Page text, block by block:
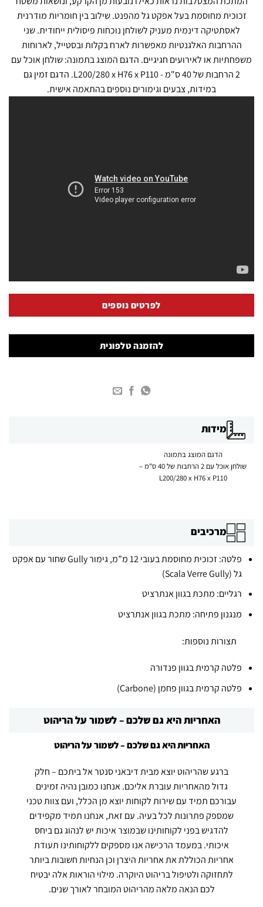
זכוכית מחוסמת בעל אפקט גל מהפנט. שילוב בין חומריות מודרנית
לאסתטיקה דינמית מעניק לשולחן נוכחות פיסולית ייחודית. שני
ההרחבות האלגנטיות מאפשרות לארח בקלות ובסטייל, לארוחות
משפחתיות או לאירועים חגיגיים. הדגם המוצג בתמונה: שולחן אוכל עם
2 הרחבות של 40 ס"מ - L200/280 x H76 x P110. הדגם זמין גם
במידות, צבעים וגימורים נוספים בהתאמה אישית.
לפרטים נוספים
להזמנה טלפונית
מידות
הדגם המוצג בתמונה
שולחן אוכל עם 2 הרחבות של 40 ס"מ –
L200/280 x H76 x P110
מרכיבים
פלטה: זכוכית מחוסמת בעובי 12 מ”מ, גימור Gully שחור עם אפקט
גל (Scala Verre Gully)
רגליים: מתכת בגוון אנתרציט
מנגנון פתיחה: מתכת בגוון אנתרציט
תצורות נוספות:
פלטה קרמית בגוון פנדורה
פלטה קרמית בגוון פחמן (Carbone)
האחריות היא גם שלכם – לשמור על הריהוט
האחריות היא גם שלכם – לשמור על הריהוט
ברגע שהריהוט יוצא מבית דיבאני סנטר אל ביתכם – חלק
גדול מהאחריות עוברת אליכם. אנחנו כמובן נהיה זמינים
עבורכם תמיד עם שירות לקוחות יוצא מן הכלל, ועם צוות טכני
שמספק פתרונות לכל בעיה. עם זאת, אנחנו תמיד מקפידים
להדגיש בפני לקוחותינו שבמוצר איכות יש לנהוג גם ביחס
איכותי. במעמד הרכישה אנו מספקים ללקוחותינו תעודת
אחריות הכוללת את אחריות היצרן וכן הנחיות חשובות ביותר
לתחזוקה ולטיפול בריהוט היוקרה. מילוי הוראות אלה יבטיח
לכם הנאה מלאה מהריהוט המובחר לאורך שנים.